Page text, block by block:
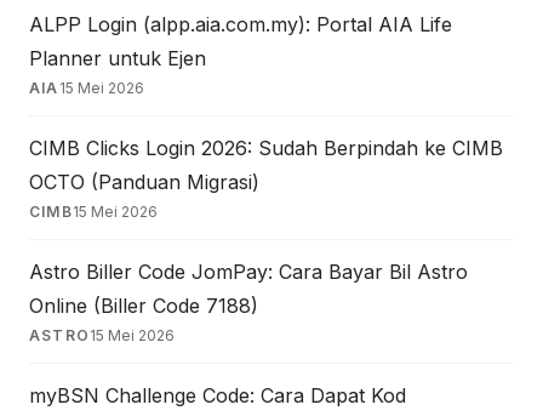
ALPP Login (alpp.aia.com.my): Portal AIA Life
Planner untuk Ejen
AIA 15 Mei 2026
CIMB Clicks Login 2026: Sudah Berpindah ke CIMB
OCTO (Panduan Migrasi)
CIMB15 Mei 2026
Astro Biller Code JomPay: Cara Bayar Bil Astro
Online (Biller Code 7188)
ASTRO 15 Mei 2026
myBSN Challenge Code: Cara Dapat Kod